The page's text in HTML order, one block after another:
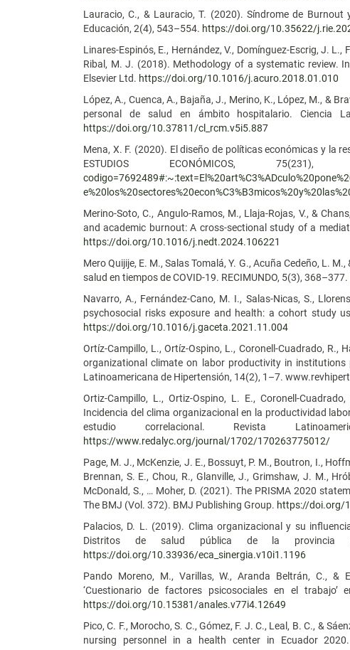
Lauracio, C., & Lauracio, T. (2020). Síndrome de
Educación, 2(4), 543–554. https://doi.org/10.35622/
Linares-Espinós, E., Hernández, V., Domínguez-Escrig, J. L.,
Ribal, M. J. (2018). Methodology of a systematic review.
Elsevier Ltd. https://doi.org/10.1016/j.acuro.2018.01.010
López, A., Cuenca, A., Bajaña, J., Merino, K., López, M., &
personal de salud en ámbito hospitalario. Ciencia
https://doi.org/10.37811/cl_rcm.v5i5.887
Mena, X. F. (2020). El diseño de políticas económicas y la
ESTUDIOS ECONÓMICOS,
Merino-Soto, C., Angulo-Ramos, M., Llaja-Rojas, V., &
and academic burnout: A cross-sectional study of a
https://doi.org/10.1016/j.nedt.2024.106221
Mero Quijije, E. M., Salas Tomalá, Y. G., Acuña Cedeño, L.
salud en tiempos de COVID-19. RECIMUNDO, 5(3), 368–377.
Navarro, A., Fernández-Cano, M. I., Salas-Nicas, S.,
psychosocial risks exposure and health: a cohort study
https://doi.org/10.1016/j.gaceta.2021.11.004
Ortíz-Campillo, L., Ortíz-Ospino, L., Coronell-Cuadrado, R.,
organizational climate on labor productivity in
Latinoamericana de Hipertensión, 14(2), 1–7.
Ortiz-Campillo, L., Ortiz-Ospino, L. E., Coronell-
Incidencia del clima organizacional en la productividad
estudio correlacional. Revista
https://www.redalyc.org/journal/1702/170263775012/
Page, M. J., McKenzie, J. E., Bossuyt, P. M., Boutron, I.,
Brennan, S. E., Chou, R., Glanville, J., Grimshaw, J. M.,
McDonald, S., … Moher, D. (2021). The PRISMA 2020
The BMJ (Vol. 372). BMJ Publishing Group. https://doi.org/
Palacios, D. L. (2019). Clima organizacional y su
Distritos de salud pública de la provincia
https://doi.org/10.33936/eca_sinergia.v10i1.1196
Pando Moreno, M., Varillas, W., Aranda Beltrán, C., &
‘Cuestionario de factores psicosociales en el
https://doi.org/10.15381/anales.v77i4.12649
Pico, C. F., Morocho, S. C., Gómez, F. J. C., Leal, B. C., &
nursing personnel in a health center in Ecuador